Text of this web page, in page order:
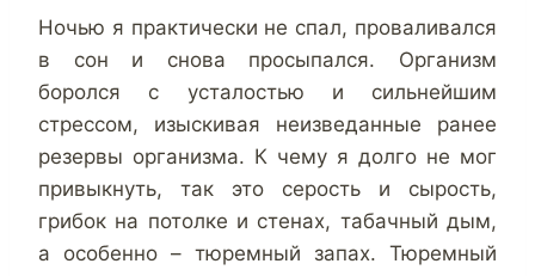
Ночью я практически не спал, проваливался
в сон и снова просыпался. Организм
боролся с усталостью и сильнейшим
стрессом, изыскивая неизведанные ранее
резервы организма. К чему я долго не мог
привыкнуть, так это серость и сырость,
грибок на потолке и стенах, табачный дым,
а особенно – тюремный запах. Тюремный